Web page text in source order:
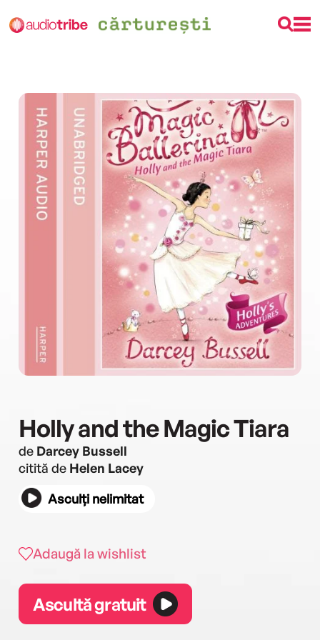
Holly and the Magic Tiara
de Darcey Bussell
citită de Helen Lacey
Asculți nelimitat
Adaugă la wishlist
Ascultă gratuit